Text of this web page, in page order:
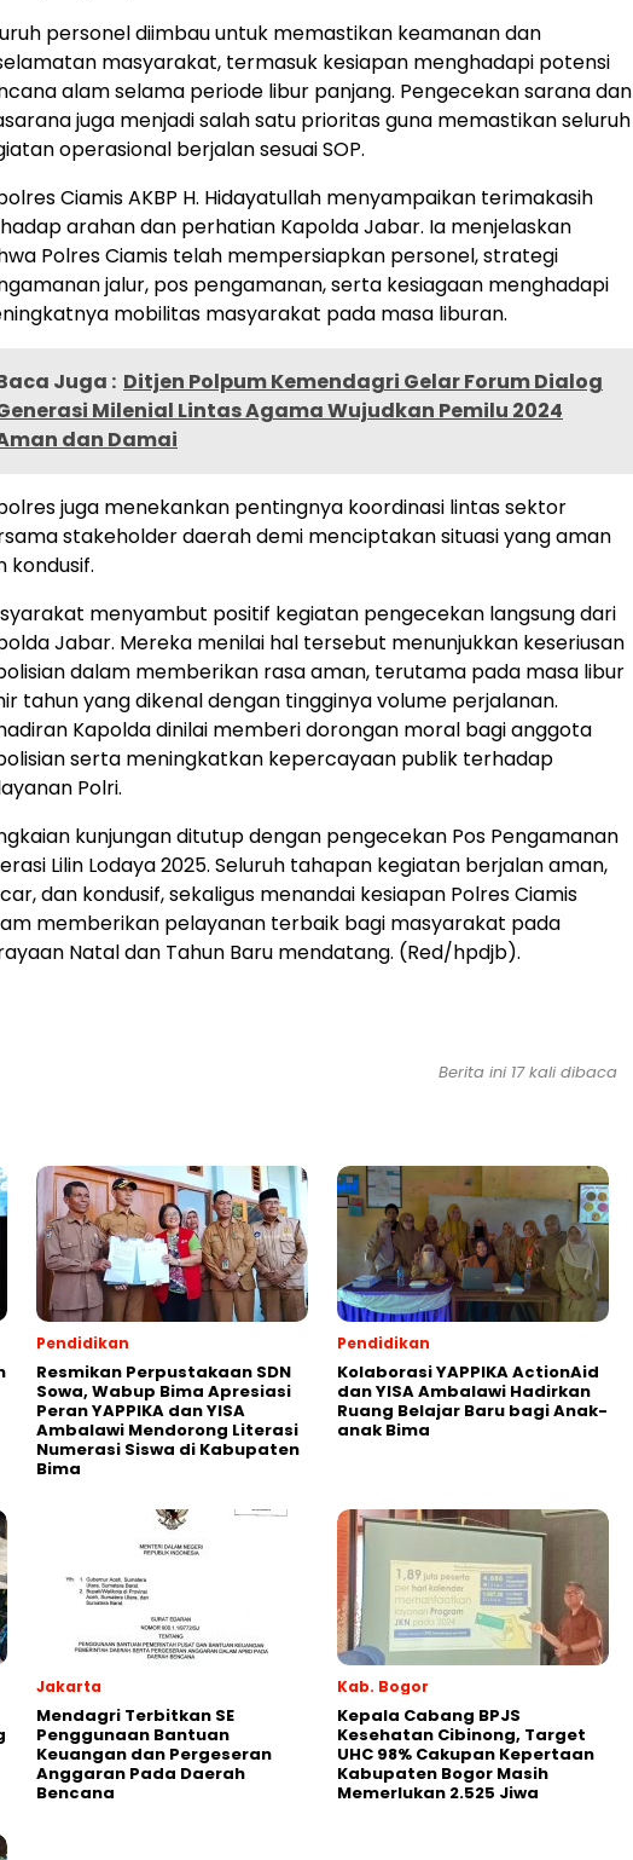
personel diimbau untuk memastikan keamanan dan
masyarakat, termasuk kesiapan menghadapi potensi
alam selama periode libur panjang. Pengecekan sarana dan
juga menjadi salah satu prioritas guna memastikan seluruh
operasional berjalan sesuai SOP.
Ciamis AKBP H. Hidayatullah menyampaikan terimakasih
arahan dan perhatian Kapolda Jabar. Ia menjelaskan
Polres Ciamis telah mempersiapkan personel, strategi
jalur, pos pengamanan, serta kesiagaan menghadapi
mobilitas masyarakat pada masa liburan.
Juga : Ditjen Polpum Kemendagri Gelar Forum Dialog
Milenial Lintas Agama Wujudkan Pemilu 2024
dan Damai
juga menekankan pentingnya koordinasi lintas sektor
stakeholder daerah demi menciptakan situasi yang aman
kondusif.
menyambut positif kegiatan pengecekan langsung dari
Jabar. Mereka menilai hal tersebut menunjukkan keseriusan
dalam memberikan rasa aman, terutama pada masa libur
tahun yang dikenal dengan tingginya volume perjalanan.
Kapolda dinilai memberi dorongan moral bagi anggota
serta meningkatkan kepercayaan publik terhadap
Polri.
kunjungan ditutup dengan pengecekan Pos Pengamanan
Lilin Lodaya 2025. Seluruh tahapan kegiatan berjalan aman,
dan kondusif, sekaligus menandai kesiapan Polres Ciamis
memberikan pelayanan terbaik bagi masyarakat pada
Natal dan Tahun Baru mendatang. (Red/hpdjb).
Berita ini 17 kali dibaca
Pendidikan
Resmikan Perpustakaan SDN
Sowa, Wabup Bima Apresiasi
Peran YAPPIKA dan YISA
Ambalawi Mendorong Literasi
Numerasi Siswa di Kabupaten
Bima
Pendidikan
Kolaborasi YAPPIKA ActionAid
dan YISA Ambalawi Hadirkan
Ruang Belajar Baru bagi Anak-
anak Bima
Jakarta
Mendagri Terbitkan SE
Penggunaan Bantuan
Keuangan dan Pergeseran
Anggaran Pada Daerah
Bencana
Kab. Bogor
Kepala Cabang BPJS
Kesehatan Cibinong, Target
UHC 98% Cakupan Kepertaan
Kabupaten Bogor Masih
Memerlukan 2.525 Jiwa